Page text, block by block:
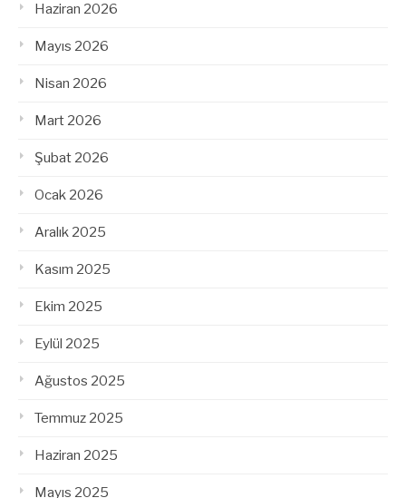
Haziran 2026
Mayıs 2026
Nisan 2026
Mart 2026
Şubat 2026
Ocak 2026
Aralık 2025
Kasım 2025
Ekim 2025
Eylül 2025
Ağustos 2025
Temmuz 2025
Haziran 2025
Mayıs 2025